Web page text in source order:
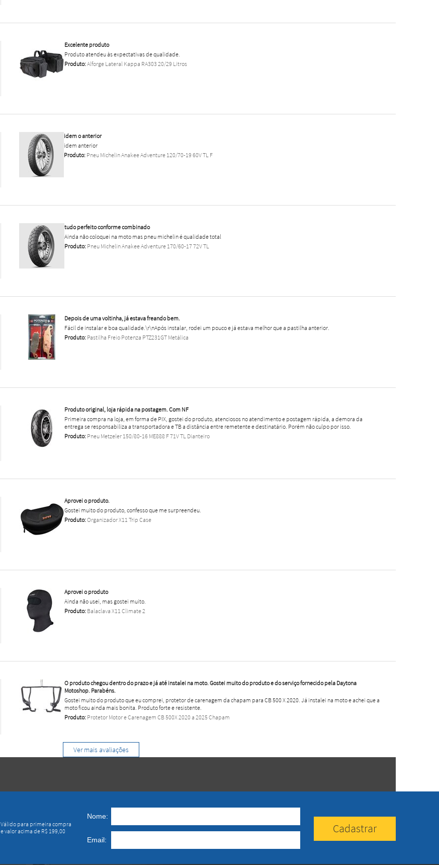
Excelente produto
Produto atendeu às expectativas de qualidade.
Produto:Alforge Lateral Kappa RA303 20/29 Litros
idem o anterior
idem anterior
Produto:Pneu Michelin Anakee Adventure 120/70-19 60V TL F
tudo perfeito conforme combinado
Ainda não coloquei na moto mas pneu michelin é qualidade total
Produto:Pneu Michelin Anakee Adventure 170/60-17 72V TL
Depois de uma voltinha, já estava freando bem.
Fácil de instalar e boa qualidade.\r\nApós instalar, rodei um pouco e já estava melhor que a pastilha anterior.
Produto:Pastilha Freio Potenza PTZ231GT Metálica
Produto original, loja rápida na postagem. Com NF
Primeira compra na loja, em forma de PIX, gostei do produto, atenciosos no atendimento e postagem rápida, a demora da
entrega se responsabiliza a transportadora e TB a distância entre remetente e destinatário. Porém não culpo por isso.
Produto:Pneu Metzeler 150/80-16 ME888 F 71V TL Dianteiro
Aprovei o produto.
Gostei muito do produto, confesso que me surpreendeu.
Produto:Organizador X11 Trip Case
Aprovei o produto
Ainda não usei, mas gostei muito.
Produto:Balaclava X11 Climate 2
O produto chegou dentro do prazo e já até instalei na moto. Gostei muito do produto e do serviço fornecido pela Daytona
Motoshop. Parabéns.
Gostei muito do produto que eu comprei, protetor de carenagem da chapam para CB 500 X 2020. Já instalei na moto e achei que a
moto ficou ainda mais bonita. Produto forte e resistente.
Produto:Protetor Motor e Carenagem CB 500X 2020 a 2025 Chapam
Ver mais avaliações
Válido para primeira compra
e valor acima de R$ 199,00
Nome:
Email: